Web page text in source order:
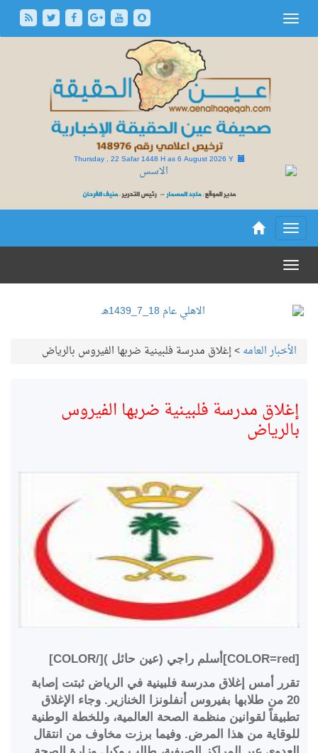
Thursday , 22 Safar 1448 H as6 August 2026 Y
الأخبار العامه>إغلاق مدرسة فلبينية ضربها الفيروس بالرياض
مدرسة فلبينية ضربها الفيروس
أمس إغلاق مدرسة فلبينية في الرياض ثبتت إصابة
20 من طلابها بفيروس أنفلونزا الخنازير. وجاء الإغلاق
لقوانين منظمة الصحة العالمية، وللخطة الوطنية
من هذا المرض. وفيما برزت مخاوف من انتقال